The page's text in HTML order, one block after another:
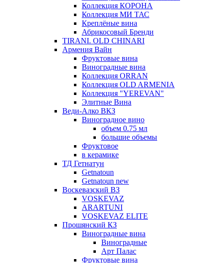
Коллекция КОРОНА
Коллекция МИ ТАС
Креплёные вина
Абрикосовый Бренди
TIRANI. OLD CHINARI
Армения Вайн
Фруктовые вина
Виноградные вина
Коллекция ORRAN
Коллекция OLD ARMENIA
Коллекция "YEREVAN"
Элитные Вина
Веди-Алко ВКЗ
Виноградное вино
объем 0.75 мл
большие объемы
Фруктовое
в керамике
ТД Гетнатун
Getnatoun
Getnatoun new
Воскевазский ВЗ
VOSKEVAZ
ARARTUNI
VOSKEVAZ ELITE
Прошянский КЗ
Виноградные вина
Виноградные
Арт Палас
Фруктовые вина